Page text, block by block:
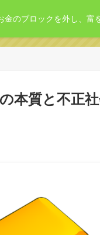
金のブロックを外し、富
本質と不正